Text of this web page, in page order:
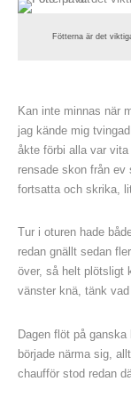
Fötterna är det
Kan inte minnas när
jag kände mig
åkte förbi alla var
rensade skon från ev
fortsatta och skrika,
Tur i oturen hade
redan gnällt sedan
över, så helt plötsligt
vänster knä, tänk
Dagen flöt på
började närma sig,
chaufför stod redan